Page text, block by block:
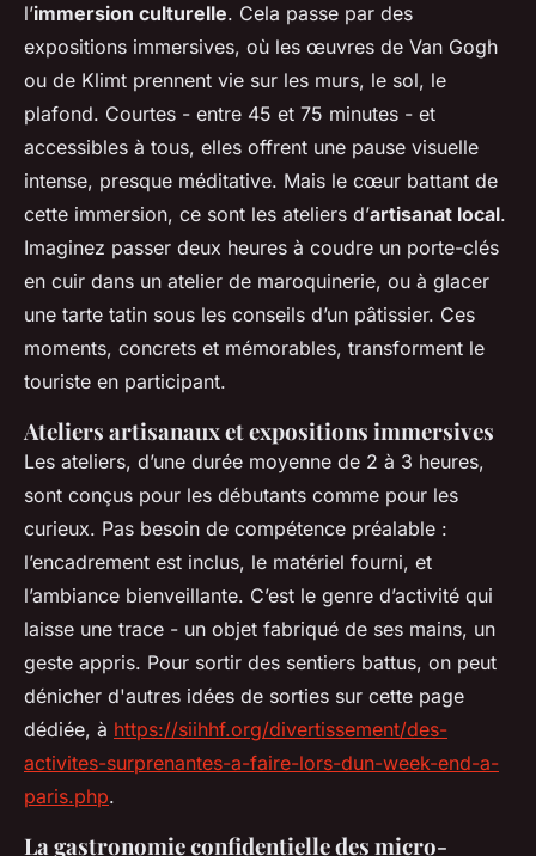
l’immersion culturelle. Cela passe par des
expositions immersives, où les œuvres de Van Gogh
ou de Klimt prennent vie sur les murs, le sol, le
plafond. Courtes - entre 45 et 75 minutes - et
accessibles à tous, elles offrent une pause visuelle
intense, presque méditative. Mais le cœur battant de
cette immersion, ce sont les ateliers d’artisanat local.
Imaginez passer deux heures à coudre un porte-clés
en cuir dans un atelier de maroquinerie, ou à glacer
une tarte tatin sous les conseils d’un pâtissier. Ces
moments, concrets et mémorables, transforment le
touriste en participant.
Ateliers artisanaux et expositions immersives
Les ateliers, d’une durée moyenne de 2 à 3 heures,
sont conçus pour les débutants comme pour les
curieux. Pas besoin de compétence préalable :
l’encadrement est inclus, le matériel fourni, et
l’ambiance bienveillante. C’est le genre d’activité qui
laisse une trace - un objet fabriqué de ses mains, un
geste appris. Pour sortir des sentiers battus, on peut
dénicher d'autres idées de sorties sur cette page
dédiée, à https://siihhf.org/divertissement/des-
activites-surprenantes-a-faire-lors-dun-week-end-a-
paris.php.
La gastronomie confidentielle des micro-